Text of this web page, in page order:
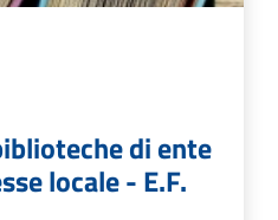
di ente
locale - E.F.